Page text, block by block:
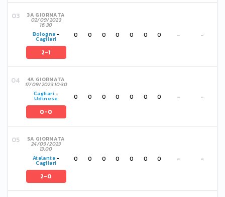
3A GIORNATA
02/09/2023
16:30
Bologna -
Cagliari
2-1
0 0 0 0 0 0 0 - -
4A GIORNATA
17/09/2023 10:30
Cagliari-
Udinese
0-0
0 0 0 0 0 0 0 - -
5A GIORNATA
24/09/2023
13:00
Atalanta-
Cagliari
2-0
0 0 0 0 0 0 0 - -